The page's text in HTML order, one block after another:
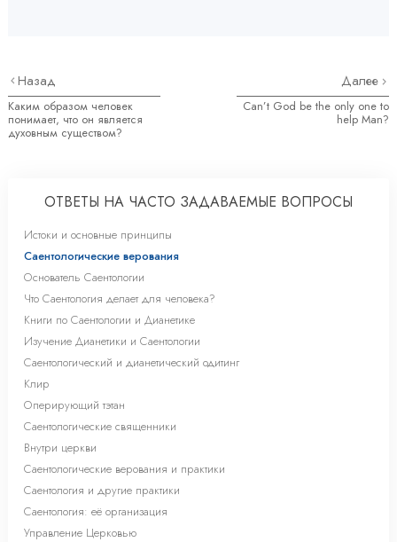
Назад
Каким образом человек
понимает, что он является
духовным существом?
Далее
Can’t God be the only one to
help Man?
ОТВЕТЫ НА ЧАСТО ЗАДАВАЕМЫЕ ВОПРОСЫ
Истоки и основные принципы
Саентологические верования
Основатель Саентологии
Что Саентология делает для человека?
Книги по Саентологии и Дианетике
Изучение Дианетики и Саентологии
Саентологический и дианетический одитинг
Клир
Оперирующий тэтан
Саентологические священники
Внутри церкви
Саентологические верования и практики
Саентология и другие практики
Саентология: её организация
Управление Церковью